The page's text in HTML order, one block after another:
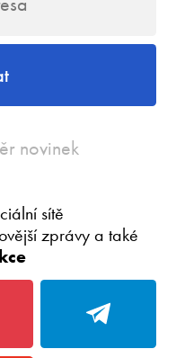
novinek
sítě
zprávy a také